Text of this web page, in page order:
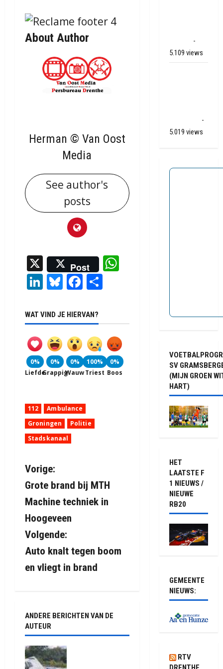
About Author
Herman © Van Oost
Media
See author's
posts
X Post
LinkedIn
Bluesky
Facebook
WAT VIND JE HIERVAN?
0%
Liefde
0%
Grappig
0%
Wauw
100%
Triest
0%
Boos
112
Ambulance
Groningen
Politie
Stadskanaal
B
e
r
i
c
h
n
a
v
Vorige:
Grote brand bij MTH
Machine techniek in
Hoogeveen
Volgende:
Auto knalt tegen boom
en vliegt in brand
ANDERE BERICHTEN VAN DE
AUTEUR
-
5.109 views
-
5.019 views
SV
(MIJN GROEN
HART)
HET
LAATSTE F
1 NIEUWS /
NIEUWE
RB20
GEMEENTE
NIEUWS:
RTV